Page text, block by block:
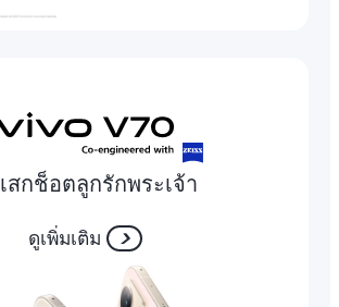
เสกช็อตลูกรักพระเจ้า
ดูเพิ่มเติม